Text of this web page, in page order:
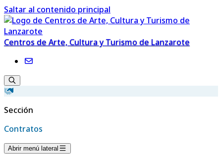
Saltar al contenido principal
Centros de Arte, Cultura y Turismo de Lanzarote
Sección
Contratos
Abrir menú lateral